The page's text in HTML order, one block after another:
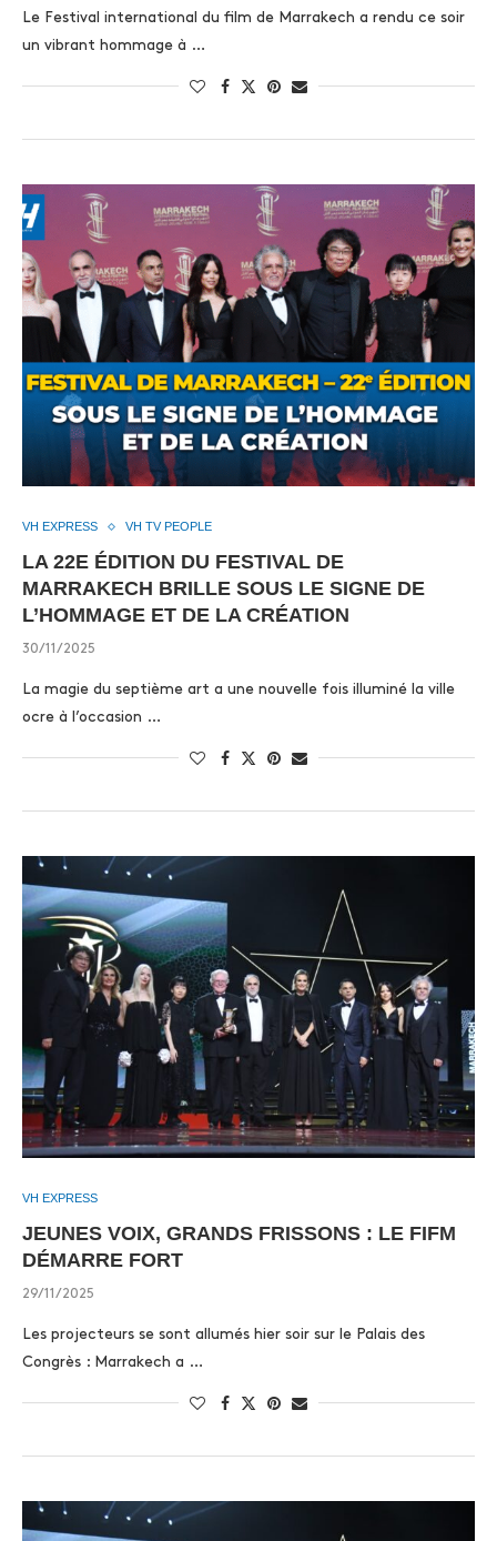
Le Festival international du film de Marrakech a rendu ce soir
un vibrant hommage à …
VH EXPRESS VH TV PEOPLE
LA 22E ÉDITION DU FESTIVAL DE
MARRAKECH BRILLE SOUS LE SIGNE DE
L’HOMMAGE ET DE LA CRÉATION
30/11/2025
La magie du septième art a une nouvelle fois illuminé la ville
ocre à l’occasion …
VH EXPRESS
JEUNES VOIX, GRANDS FRISSONS : LE FIFM
DÉMARRE FORT
29/11/2025
Les projecteurs se sont allumés hier soir sur le Palais des
Congrès : Marrakech a …